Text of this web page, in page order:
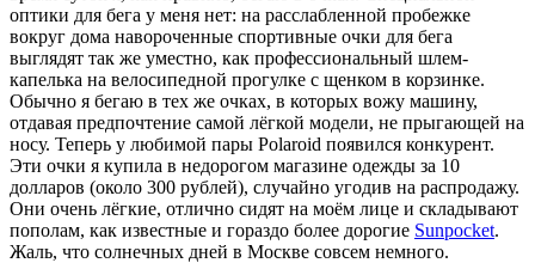
оптики для бега у меня нет: на расслабленной пробежке
вокруг дома навороченные спортивные очки для бега
выглядят так же уместно, как профессиональный шлем-
капелька на велосипедной прогулке с щенком в корзинке.
Обычно я бегаю в тех же очках, в которых вожу машину,
отдавая предпочтение самой лёгкой модели, не прыгающей на
носу. Теперь у любимой пары Polaroid появился конкурент.
Эти очки я купила в недорогом магазине одежды за 10
долларов (около 300 рублей), случайно угодив на распродажу.
Они очень лёгкие, отлично сидят на моём лице и складывают
пополам, как известные и гораздо более дорогие Sunpocket.
Жаль, что солнечных дней в Москве совсем немного.